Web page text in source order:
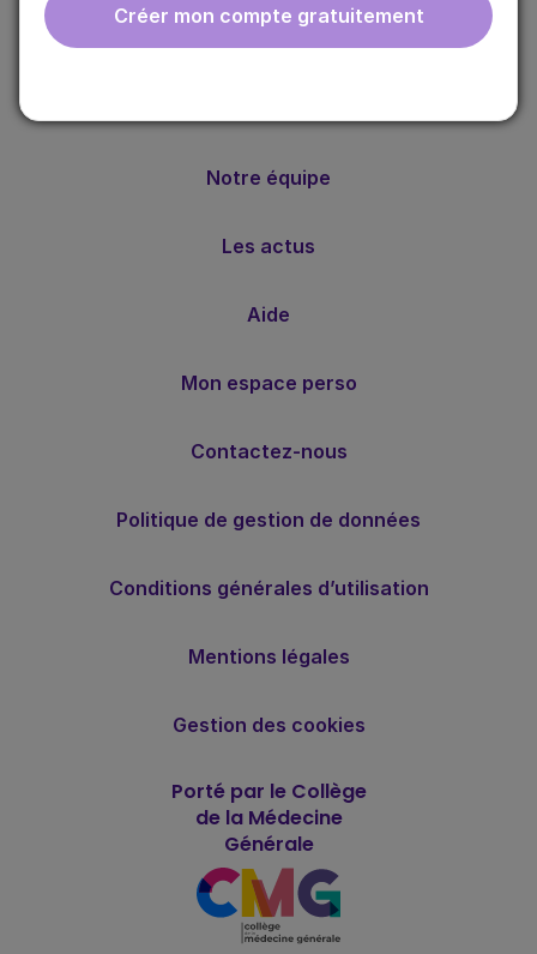
Créer mon compte gratuitement
gratuite adaptée à la pratique de la médecine générale.
Notre équipe
Les actus
Aide
Mon espace perso
Contactez-nous
Politique de gestion de données
Conditions générales d’utilisation
Mentions légales
Gestion des cookies
Porté par le Collège
de la Médecine
Générale